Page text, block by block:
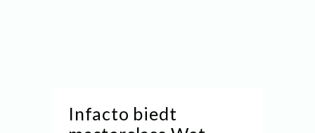
Infacto biedt